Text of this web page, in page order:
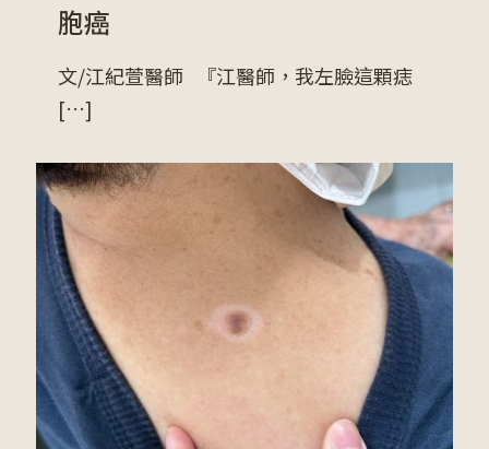
胞癌
文/江紀萱醫師 『江醫師，我左臉這顆痣
[…]